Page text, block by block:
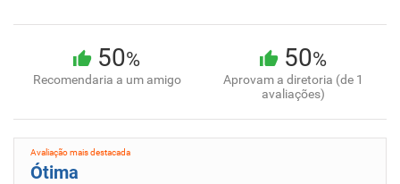
50%
Recomendaria a um amigo
50%
Aprovam a diretoria (de 1
avaliações)
Avaliação mais destacada
Ótima